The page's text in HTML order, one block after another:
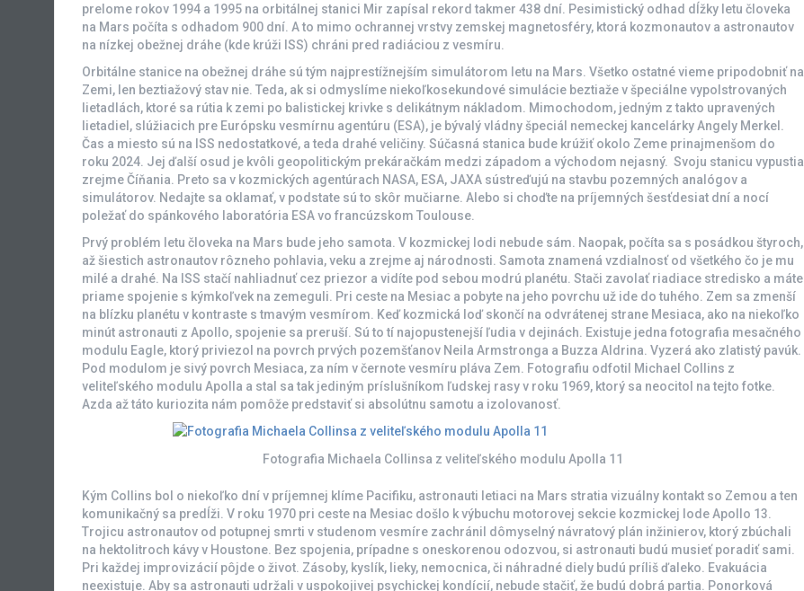
prelome rokov 1994 a 1995 na orbitálnej stanici Mir zapísal rekord takmer 438 dní. Pesimistický odhad dĺžky letu človeka
na Mars počíta s odhadom 900 dní. A to mimo ochrannej vrstvy zemskej magnetosféry, ktorá kozmonautov a astronautov
na nízkej obežnej dráhe (kde krúži ISS) chráni pred radiáciou z vesmíru.
Orbitálne stanice na obežnej dráhe sú tým najprestížnejším simulátorom letu na Mars. Všetko ostatné vieme pripodobniť na
Zemi, len beztiažový stav nie. Teda, ak si odmyslíme niekoľkosekundové simulácie beztiaže v špeciálne vypolstrovaných
lietadlách, ktoré sa rútia k zemi po balistickej krivke s delikátnym nákladom. Mimochodom, jedným z takto upravených
lietadiel, slúžiacich pre Európsku vesmírnu agentúru (ESA), je bývalý vládny špeciál nemeckej kancelárky Angely Merkel.
Čas a miesto sú na ISS nedostatkové, a teda drahé veličiny. Súčasná stanica bude krúžiť okolo Zeme prinajmenšom do
roku 2024. Jej ďalší osud je kvôli geopolitickým prekáračkám medzi západom a východom nejasný. Svoju stanicu vypustia
zrejme Číňania. Preto sa v kozmických agentúrach NASA, ESA, JAXA sústreďujú na stavbu pozemných analógov a
simulátorov. Nedajte sa oklamať, v podstate sú to skôr mučiarne. Alebo si choďte na príjemných šesťdesiat dní a nocí
poležať do spánkového laboratória ESA vo francúzskom Toulouse.
Prvý problém letu človeka na Mars bude jeho samota. V kozmickej lodi nebude sám. Naopak, počíta sa s posádkou štyroch,
až šiestich astronautov rôzneho pohlavia, veku a zrejme aj národnosti. Samota znamená vzdialnosť od všetkého čo je mu
milé a drahé. Na ISS stačí nahliadnuť cez priezor a vidíte pod sebou modrú planétu. Stači zavolať riadiace stredisko a máte
priame spojenie s kýmkoľvek na zemeguli. Pri ceste na Mesiac a pobyte na jeho povrchu už ide do tuhého. Zem sa zmenší
na blízku planétu v kontraste s tmavým vesmírom. Keď kozmická loď skončí na odvrátenej strane Mesiaca, ako na niekoľko
minút astronauti z Apollo, spojenie sa preruší. Sú to tí najopustenejší ľudia v dejinách. Existuje jedna fotografia mesačného
modulu Eagle, ktorý priviezol na povrch prvých pozemšťanov Neila Armstronga a Buzza Aldrina. Vyzerá ako zlatistý pavúk.
Pod modulom je sivý povrch Mesiaca, za ním v černote vesmíru pláva Zem. Fotografiu odfotil Michael Collins z
veliteľského modulu Apolla a stal sa tak jediným príslušníkom ľudskej rasy v roku 1969, ktorý sa neocitol na tejto fotke.
Azda až táto kuriozita nám pomôže predstaviť si absolútnu samotu a izolovanosť.
Fotografia Michaela Collinsa z veliteľského modulu Apolla 11
Kým Collins bol o niekoľko dní v príjemnej klíme Pacifiku, astronauti letiaci na Mars stratia vizuálny kontakt so Zemou a ten
komunikačný sa predĺži. V roku 1970 pri ceste na Mesiac došlo k výbuchu motorovej sekcie kozmickej lode Apollo 13.
Trojicu astronautov od potupnej smrti v studenom vesmíre zachránil dômyselný návratový plán inžinierov, ktorý zbúchali
na hektolitroch kávy v Houstone. Bez spojenia, prípadne s oneskorenou odozvou, si astronauti budú musieť poradiť sami.
Pri každej improvizácií pôjde o život. Zásoby, kyslík, lieky, nemocnica, či náhradné diely budú príliš ďaleko. Evakuácia
neexistuje. Aby sa astronauti udržali v uspokojivej psychickej kondícií, nebude stačiť, že budú dobrá partia. Ponorková